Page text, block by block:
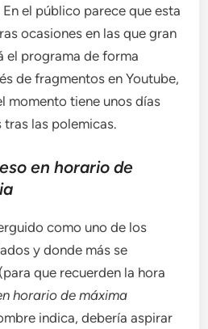
el público parece que esta
ocasiones en las que gran
el programa de forma
de fragmentos en Youtube,
momento tiene unos días
las polemicas.
en horario de
como uno de los
y donde más se
que recuerden la hora
horario de máxima
indica, debería aspirar